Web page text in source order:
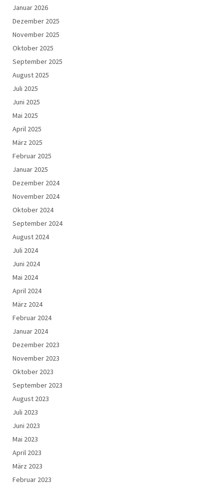
Januar 2026
Dezember 2025
November 2025
Oktober 2025
September 2025
August 2025
Juli 2025
Juni 2025
Mai 2025
April 2025
März 2025
Februar 2025
Januar 2025
Dezember 2024
November 2024
Oktober 2024
September 2024
August 2024
Juli 2024
Juni 2024
Mai 2024
April 2024
März 2024
Februar 2024
Januar 2024
Dezember 2023
November 2023
Oktober 2023
September 2023
August 2023
Juli 2023
Juni 2023
Mai 2023
April 2023
März 2023
Februar 2023